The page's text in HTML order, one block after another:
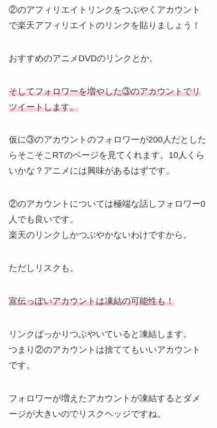
②のアフィリエイトリンクをつぶやくアカウント
で楽天アフィリエイトのリンクを貼りましょう！
おすすめのアニメDVDのリンクとか。
そしてフォロワーを増やした③のアカウントでリ
ツイートします。
仮に③のアカウントのフォロワーが200人だとした
らそこそこRTのページを見てくれます。10人くら
いかな？アニメには興味があるはずです。
②のアカウントについては極端な話しフォロワー0
人でも良いです。
楽天のリンクしかつぶやかないわけですから。
ただしリスクも。
宣伝っぽいアカウントは凍結の可能性も！
リンクばっかりつぶやいていると凍結します。
つまり②のアカウントは捨ててもいいアカウント
です。
フォロワーが増えたアカウントが凍結するとダメ
ージが大きいのでリスクヘッジですね。